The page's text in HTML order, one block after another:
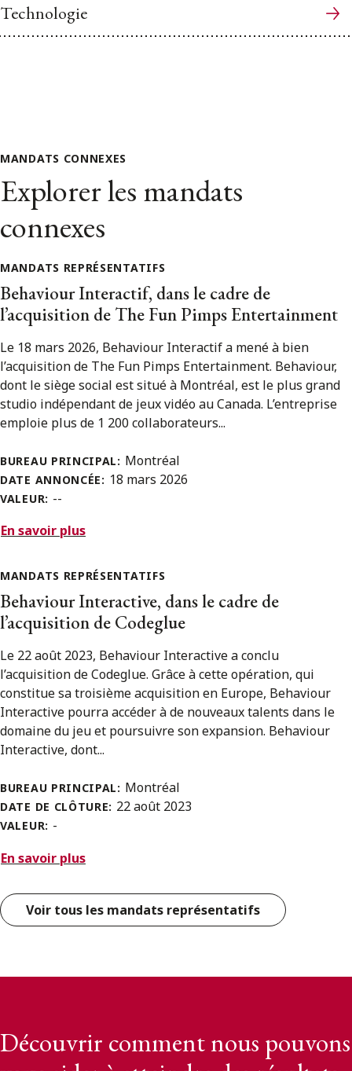
Technologie
MANDATS CONNEXES
Explorer les mandats
connexes
MANDATS REPRÉSENTATIFS
Behaviour Interactif, dans le cadre de
l’acquisition de The Fun Pimps Entertainment
Le 18 mars 2026, Behaviour Interactif a mené à bien
l’acquisition de The Fun Pimps Entertainment. Behaviour,
dont le siège social est situé à Montréal, est le plus grand
studio indépendant de jeux vidéo au Canada. L’entreprise
emploie plus de 1 200 collaborateurs...
BUREAU PRINCIPAL: Montréal
DATE ANNONCÉE: 18 mars 2026
VALEUR: --
En savoir plus
MANDATS REPRÉSENTATIFS
Behaviour Interactive, dans le cadre de
l’acquisition de Codeglue
Le 22 août 2023, Behaviour Interactive a conclu
l’acquisition de Codeglue. Grâce à cette opération, qui
constitue sa troisième acquisition en Europe, Behaviour
Interactive pourra accéder à de nouveaux talents dans le
domaine du jeu et poursuivre son expansion. Behaviour
Interactive, dont...
BUREAU PRINCIPAL: Montréal
DATE DE CLÔTURE: 22 août 2023
VALEUR: -
En savoir plus
Voir tous les mandats représentatifs
Découvrir comment nous pouvons